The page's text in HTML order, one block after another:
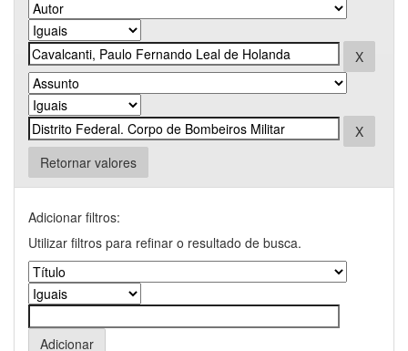
Retornar valores
Adicionar filtros:
Utilizar filtros para refinar o resultado de busca.